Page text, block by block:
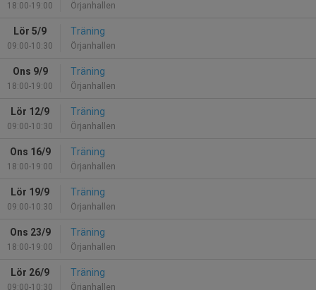
18:00-19:00 Örjanhallen
Lör 5/9
09:00-10:30
Träning
Örjanhallen
Ons 9/9
18:00-19:00
Träning
Örjanhallen
Lör 12/9
09:00-10:30
Träning
Örjanhallen
Ons 16/9
18:00-19:00
Träning
Örjanhallen
Lör 19/9
09:00-10:30
Träning
Örjanhallen
Ons 23/9
18:00-19:00
Träning
Örjanhallen
Lör 26/9
09:00-10:30
Träning
Örjanhallen